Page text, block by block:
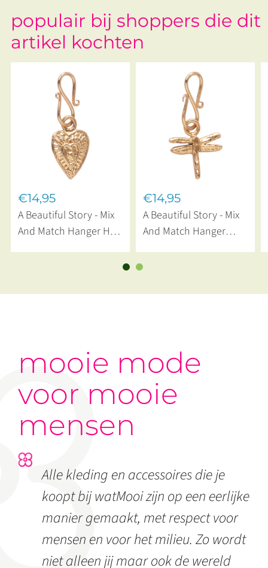
populair bij shoppers die dit
artikel kochten
€14,95
A Beautiful Story - Mix
And Match Hanger Hart
€14,95
A Beautiful Story - Mix
And Match Hanger
mooie mode
voor mooie
mensen
Alle kleding en accessoires die je
koopt bij watMooi zijn op een eerlijke
manier gemaakt, met respect voor
mensen en voor het milieu. Zo wordt
niet alleen jij maar ook de wereld